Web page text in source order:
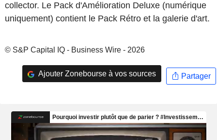
collector. Le Pack d'Amélioration Deluxe (numérique
uniquement) contient le Pack Rétro et la galerie d'art.
© S&P Capital IQ - Business Wire - 2026
Ajouter Zonebourse à vos sources Partager